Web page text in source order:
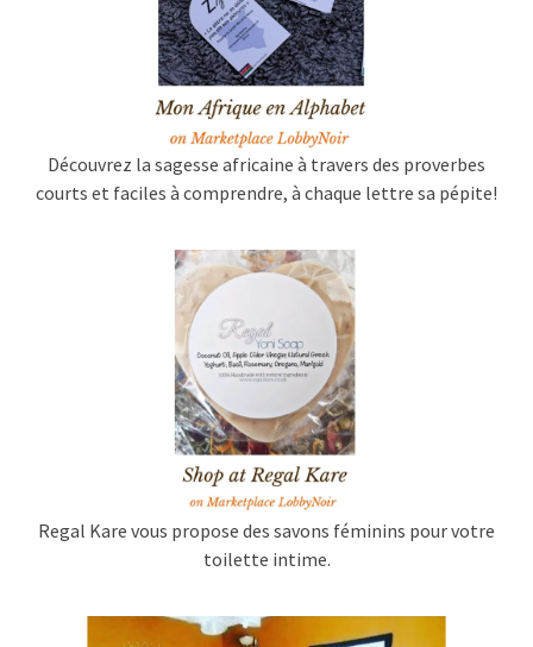
Découvrez la sagesse africaine à travers des proverbes
courts et faciles à comprendre, à chaque lettre sa pépite!
Regal Kare vous propose des savons féminins pour votre
toilette intime.